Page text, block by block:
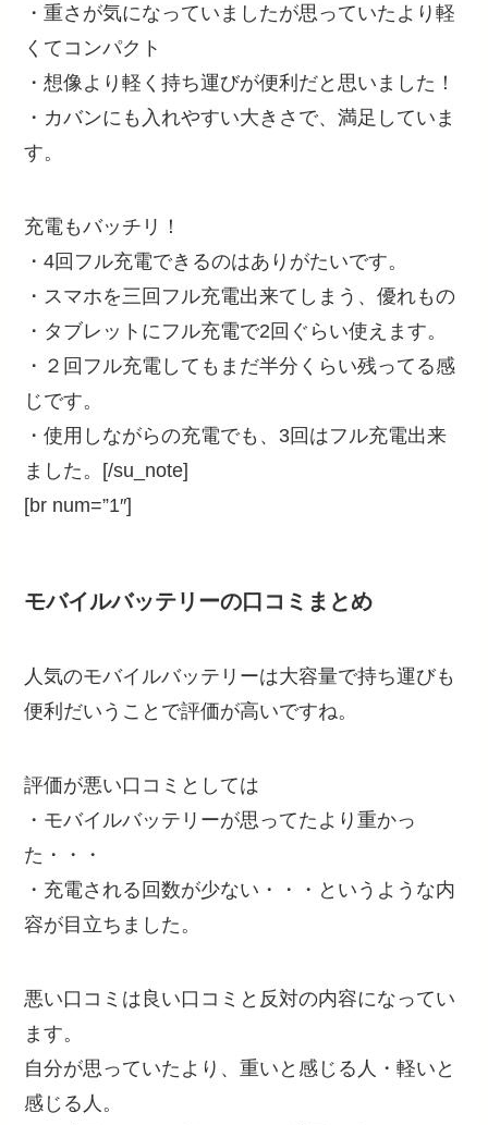
・重さが気になっていましたが思っていたより軽
くてコンパクト
・想像より軽く持ち運びが便利だと思いました！
・カバンにも入れやすい大きさで、満足していま
す。
充電もバッチリ！
・4回フル充電できるのはありがたいです。
・スマホを三回フル充電出来てしまう、優れもの
・タブレットにフル充電で2回ぐらい使えます。
・２回フル充電してもまだ半分くらい残ってる感
じです。
・使用しながらの充電でも、3回はフル充電出来
ました。[/su_note]
[br num=”1″]
モバイルバッテリーの口コミまとめ
人気のモバイルバッテリーは大容量で持ち運びも
便利だいうことで評価が高いですね。
評価が悪い口コミとしては
・モバイルバッテリーが思ってたより重かっ
た・・・
・充電される回数が少ない・・・というような内
容が目立ちました。
悪い口コミは良い口コミと反対の内容になってい
ます。
自分が思っていたより、重いと感じる人・軽いと
感じる人。